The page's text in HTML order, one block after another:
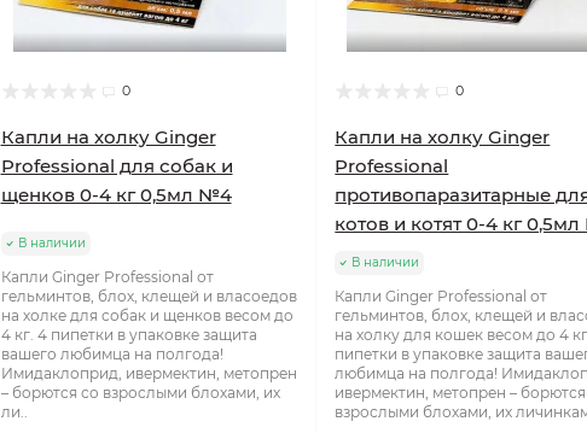
0
Капли на холку Ginger
Professional для собак и
щенков 0-4 кг 0,5мл №4
В наличии
Капли Ginger Professional от
гельминтов, блох, клещей и власоедов
на холке для собак и щенков весом до
4 кг. 4 пипетки в упаковке защита
вашего любимца на полгода!
Имидаклоприд, ивермектин, метопрен
– борются со взрослыми блохами, их
ли..
0
Капли на холку Ginger
Professional
противопаразитарные
котов и котят 0-4 кг
В наличии
Капли Ginger Professional от
гельминтов, блох, клещей и
на холку для кошек весом до 4
пипетки в упаковке защита
любимца на полгода!
ивермектин, метопрен –
взрослыми блохами, их